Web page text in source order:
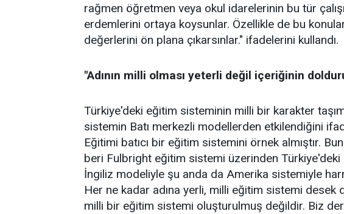
rağmen öğretmen veya okul idarelerinin bu tür
erdemlerini ortaya koysunlar. Özellikle de bu
değerlerini ön plana çıkarsınlar." ifadelerini kullandı.
"Adının milli olması yeterli değil içeriğinin
Türkiye'deki eğitim sisteminin milli bir karakter
sistemin Batı merkezli modellerden etkilendiğini
Eğitimi batıcı bir eğitim sistemini örnek almıştır.
beri Fulbright eğitim sistemi üzerinden
İngiliz modeliyle şu anda da Amerika sistemiyle
Her ne kadar adına yerli, milli eğitim sistemi desek
milli bir eğitim sistemi oluşturulmuş değildir. Biz